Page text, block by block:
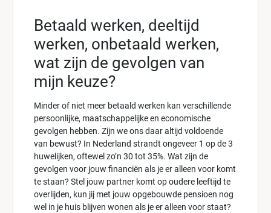
Betaald werken, deeltijd
werken, onbetaald werken,
wat zijn de gevolgen van
mijn keuze?
Minder of niet meer betaald werken kan verschillende
persoonlijke, maatschappelijke en economische
gevolgen hebben. Zijn we ons daar altijd voldoende
van bewust? In Nederland strandt ongeveer 1 op de 3
huwelijken, oftewel zo’n 30 tot 35%. Wat zijn de
gevolgen voor jouw financiën als je er alleen voor komt
te staan? Stel jouw partner komt op oudere leeftijd te
overlijden, kun jij met jouw opgebouwde pensioen nog
wel in je huis blijven wonen als je er alleen voor staat?